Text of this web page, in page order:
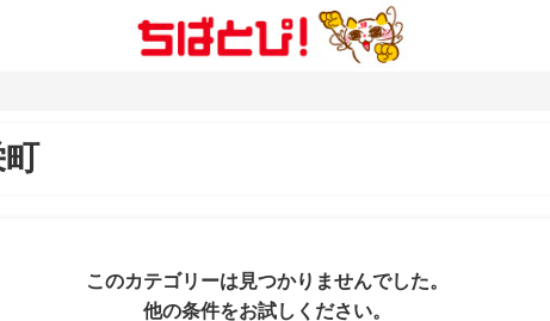
このカテゴリーは見つかりませんでした。
他の条件をお試しください。